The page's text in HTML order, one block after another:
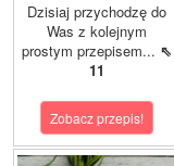
Dzisiaj przychodzę do
Was z kolejnym
prostym przepisem... ⇖
11
Zobacz przepis!